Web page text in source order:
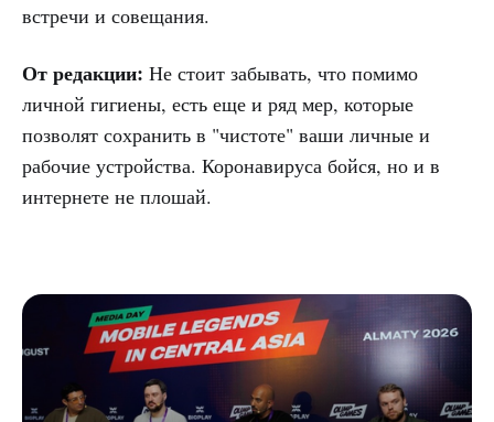
встречи и совещания.
От редакции: Не стоит забывать, что помимо
личной гигиены, есть еще и ряд мер, которые
позволят сохранить в "чистоте" ваши личные и
рабочие устройства. Коронавируса бойся, но и в
интернете не плошай.